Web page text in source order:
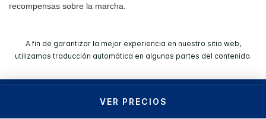
VER PRECIOS
recompensas sobre la marcha.
A fin de garantizar la mejor experiencia en nuestro sitio web,
utilizamos traducción automática en algunas partes del contenido.
© 2026 IHG. Todos los derechos reservados. La mayoría de